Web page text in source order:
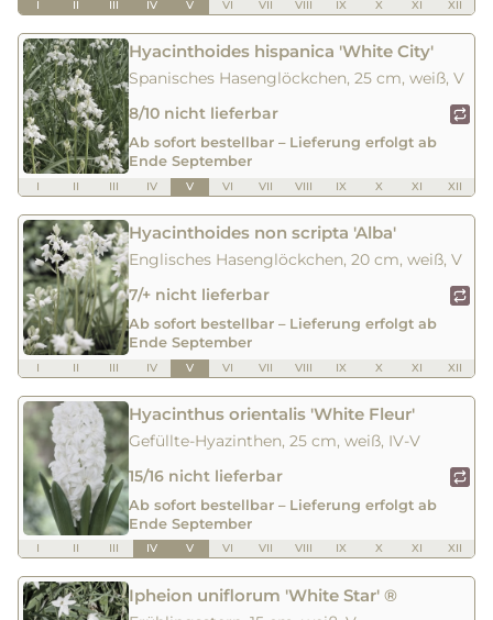
I II III IV V VI VII VIII IX X XI XII
Hyacinthoides hispanica 'White City'
Spanisches Hasenglöckchen, 25 cm, weiß, V
8/10 nicht lieferbar
Ab sofort bestellbar – Lieferung erfolgt ab
Ende September
I II III IV V VI VII VIII IX X XI XII
Hyacinthoides non scripta 'Alba'
Englisches Hasenglöckchen, 20 cm, weiß, V
7/+ nicht lieferbar
Ab sofort bestellbar – Lieferung erfolgt ab
Ende September
I II III IV V VI VII VIII IX X XI XII
Hyacinthus orientalis 'White Fleur'
Gefüllte-Hyazinthen, 25 cm, weiß, IV-V
15/16 nicht lieferbar
Ab sofort bestellbar – Lieferung erfolgt ab
Ende September
I II III IV V VI VII VIII IX X XI XII
Ipheion uniflorum 'White Star' ®